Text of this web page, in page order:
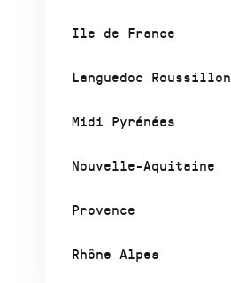
Ile de France
Languedoc Roussillon
Midi Pyrénées
Nouvelle-Aquitaine
Provence
Rhône Alpes